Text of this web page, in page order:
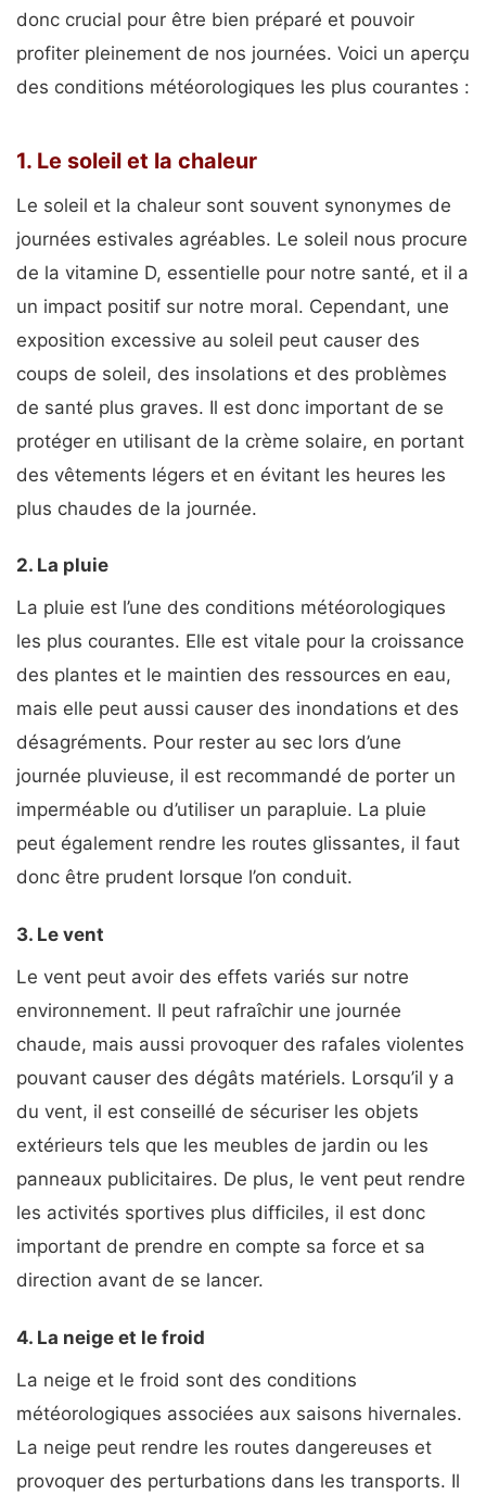
donc crucial pour être bien préparé et pouvoir
profiter pleinement de nos journées. Voici un aperçu
des conditions météorologiques les plus courantes :
1. Le soleil et la chaleur
Le soleil et la chaleur sont souvent synonymes de
journées estivales agréables. Le soleil nous procure
de la vitamine D, essentielle pour notre santé, et il a
un impact positif sur notre moral. Cependant, une
exposition excessive au soleil peut causer des
coups de soleil, des insolations et des problèmes
de santé plus graves. Il est donc important de se
protéger en utilisant de la crème solaire, en portant
des vêtements légers et en évitant les heures les
plus chaudes de la journée.
2. La pluie
La pluie est l’une des conditions météorologiques
les plus courantes. Elle est vitale pour la croissance
des plantes et le maintien des ressources en eau,
mais elle peut aussi causer des inondations et des
désagréments. Pour rester au sec lors d’une
journée pluvieuse, il est recommandé de porter un
imperméable ou d’utiliser un parapluie. La pluie
peut également rendre les routes glissantes, il faut
donc être prudent lorsque l’on conduit.
3. Le vent
Le vent peut avoir des effets variés sur notre
environnement. Il peut rafraîchir une journée
chaude, mais aussi provoquer des rafales violentes
pouvant causer des dégâts matériels. Lorsqu’il y a
du vent, il est conseillé de sécuriser les objets
extérieurs tels que les meubles de jardin ou les
panneaux publicitaires. De plus, le vent peut rendre
les activités sportives plus difficiles, il est donc
important de prendre en compte sa force et sa
direction avant de se lancer.
4. La neige et le froid
La neige et le froid sont des conditions
météorologiques associées aux saisons hivernales.
La neige peut rendre les routes dangereuses et
provoquer des perturbations dans les transports. Il